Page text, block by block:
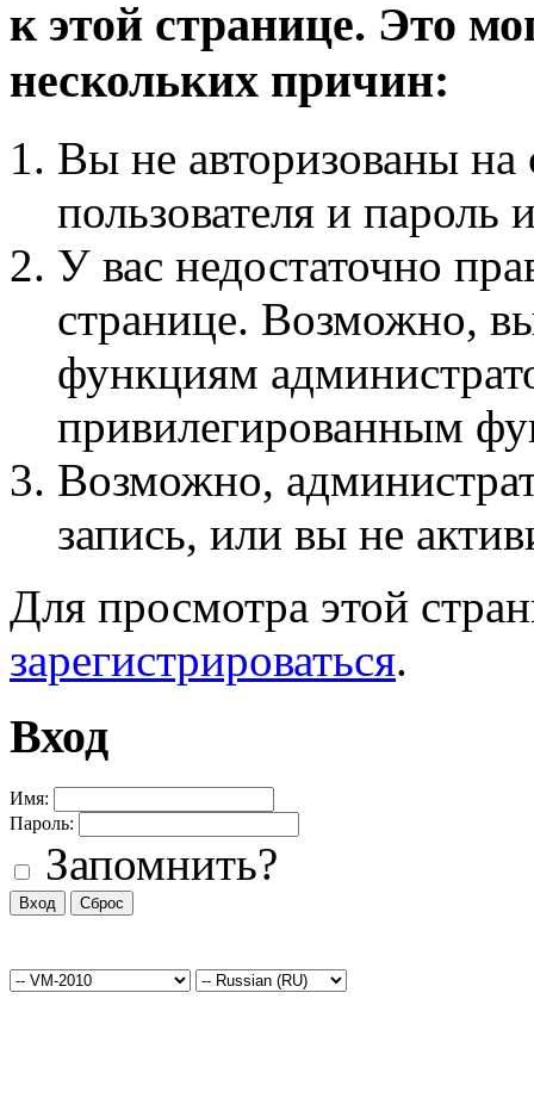
к этой странице. Это
нескольких причин:
Вы не авторизованы на
пользователя и пароль
У вас недостаточно
странице. Возможно,
функциям
привилегированным
Возможно,
запись, или вы не
Для просмотра этой
зарегистрироваться.
Вход
Имя:
Пароль:
Запомнить?